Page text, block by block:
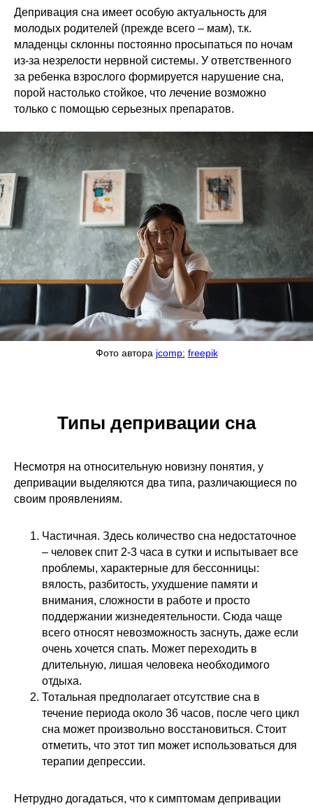
Депривация сна имеет особую актуальность для
молодых родителей (прежде всего – мам), т.к.
младенцы склонны постоянно просыпаться по ночам
из-за незрелости нервной системы. У ответственного
за ребенка взрослого формируется нарушение сна,
порой настолько стойкое, что лечение возможно
только с помощью серьезных препаратов.
Фото автора jcomp: freepik
Типы депривации сна
Несмотря на относительную новизну понятия, у
депривации выделяются два типа, различающиеся по
своим проявлениям.
Частичная. Здесь количество сна недостаточное
– человек спит 2-3 часа в сутки и испытывает все
проблемы, характерные для бессонницы:
вялость, разбитость, ухудшение памяти и
внимания, сложности в работе и просто
поддержании жизнедеятельности. Сюда чаще
всего относят невозможность заснуть, даже если
очень хочется спать. Может переходить в
длительную, лишая человека необходимого
отдыха.
Тотальная предполагает отсутствие сна в
течение периода около 36 часов, после чего цикл
сна может произвольно восстановиться. Стоит
отметить, что этот тип может использоваться для
терапии депрессии.
Нетрудно догадаться, что к симптомам депривации